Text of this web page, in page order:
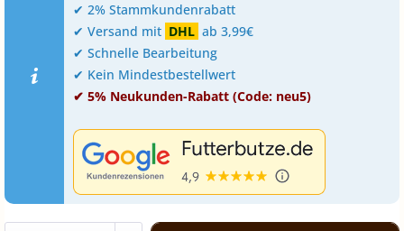
✔ 2% Stammkundenrabatt
✔ Versand mit DHL ab 3,99€
✔ Schnelle Bearbeitung
✔ Kein Mindestbestellwert
✔ 5% Neukunden-Rabatt (Code: neu5)